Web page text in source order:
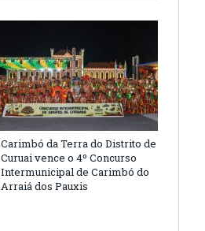
Carimbó da Terra do Distrito de
Curuai vence o 4º Concurso
Intermunicipal de Carimbó do
Arraiá dos Pauxis